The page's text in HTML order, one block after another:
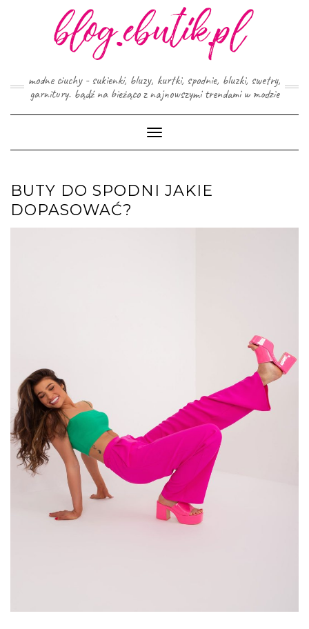
modne ciuchy - sukienki, bluzy, kurtki, spodnie, bluzki, swetry,
garnitury. bądź na bieżąco z najnowszymi trendami w modzie
Toggle
Navigation
BUTY DO SPODNI JAKIE
DOPASOWAĆ?